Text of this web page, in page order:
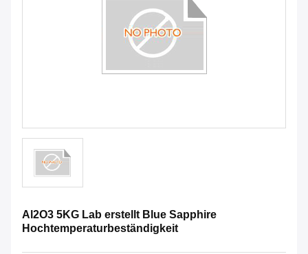
Al2O3 5KG Lab erstellt Blue Sapphire
Hochtemperaturbeständigkeit